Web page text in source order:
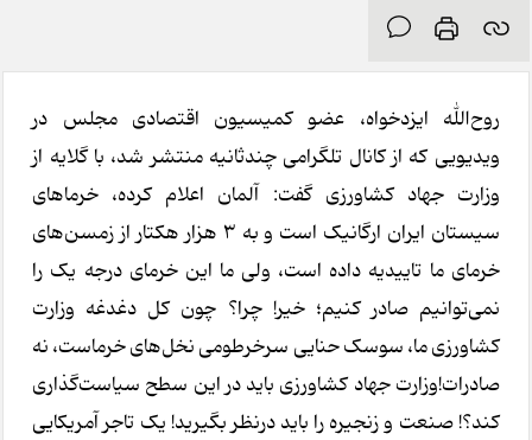
روح‌الله ایزدخواه، عضو کمیسیون اقتصادی مجلس در
ویدیویی که از کانال تلگرامی چندثانیه منتشر شد، با گلایه از
وزارت جهاد کشاورزی گفت: آلمان اعلام کرده، خرماهای
سیستان ایران ارگانیک است و به ۳ هزار هکتار از زمسن‌های
خرمای ما تاییدیه داده است، ولی ما این خرمای درجه یک را
نمی‌توانیم صادر کنیم؛ خیر! چرا؟ چون کل دغدغه وزارت
کشاورزی ما، سوسک حنایی سرخرطومی نخل‌های خرماست، نه
صادرات!وزارت جهاد کشاورزی باید در این سطح سیاست‌گذاری
کند؟! صنعت و زنجیره را باید درنظر بگیرید! یک تاجر آمریکایی